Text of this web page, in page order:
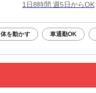
1日8時間 週5日からOK
体を動かす 車通勤OK